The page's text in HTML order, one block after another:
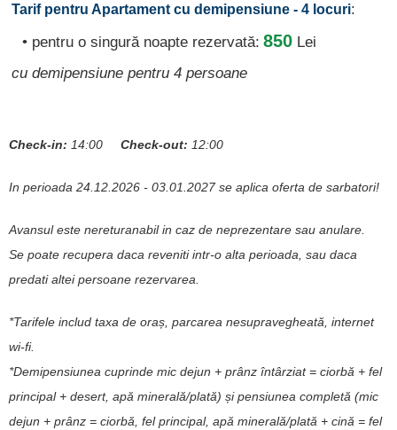
Tarif pentru Apartament cu demipensiune - 4 locuri:
• pentru o singură noapte rezervată: 850 Lei
cu demipensiune pentru 4 persoane
Check-in: 14:00 Check-out: 12:00
In perioada 24.12.2026 - 03.01.2027 se aplica oferta de sarbatori!
Avansul este nereturanabil in caz de neprezentare sau anulare.
Se poate recupera daca reveniti intr-o alta perioada, sau daca
predati altei persoane rezervarea.
*Tarifele includ taxa de oraș, parcarea nesupravegheată, internet
wi-fi.
*Demipensiunea cuprinde mic dejun + prânz întârziat = ciorbă + fel
principal + desert, apă minerală/plată) și pensiunea completă (mic
dejun + prânz = ciorbă, fel principal, apă minerală/plată + cină = fel